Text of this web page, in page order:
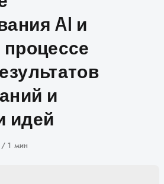
AI и
процессе
и
идей
1 мин